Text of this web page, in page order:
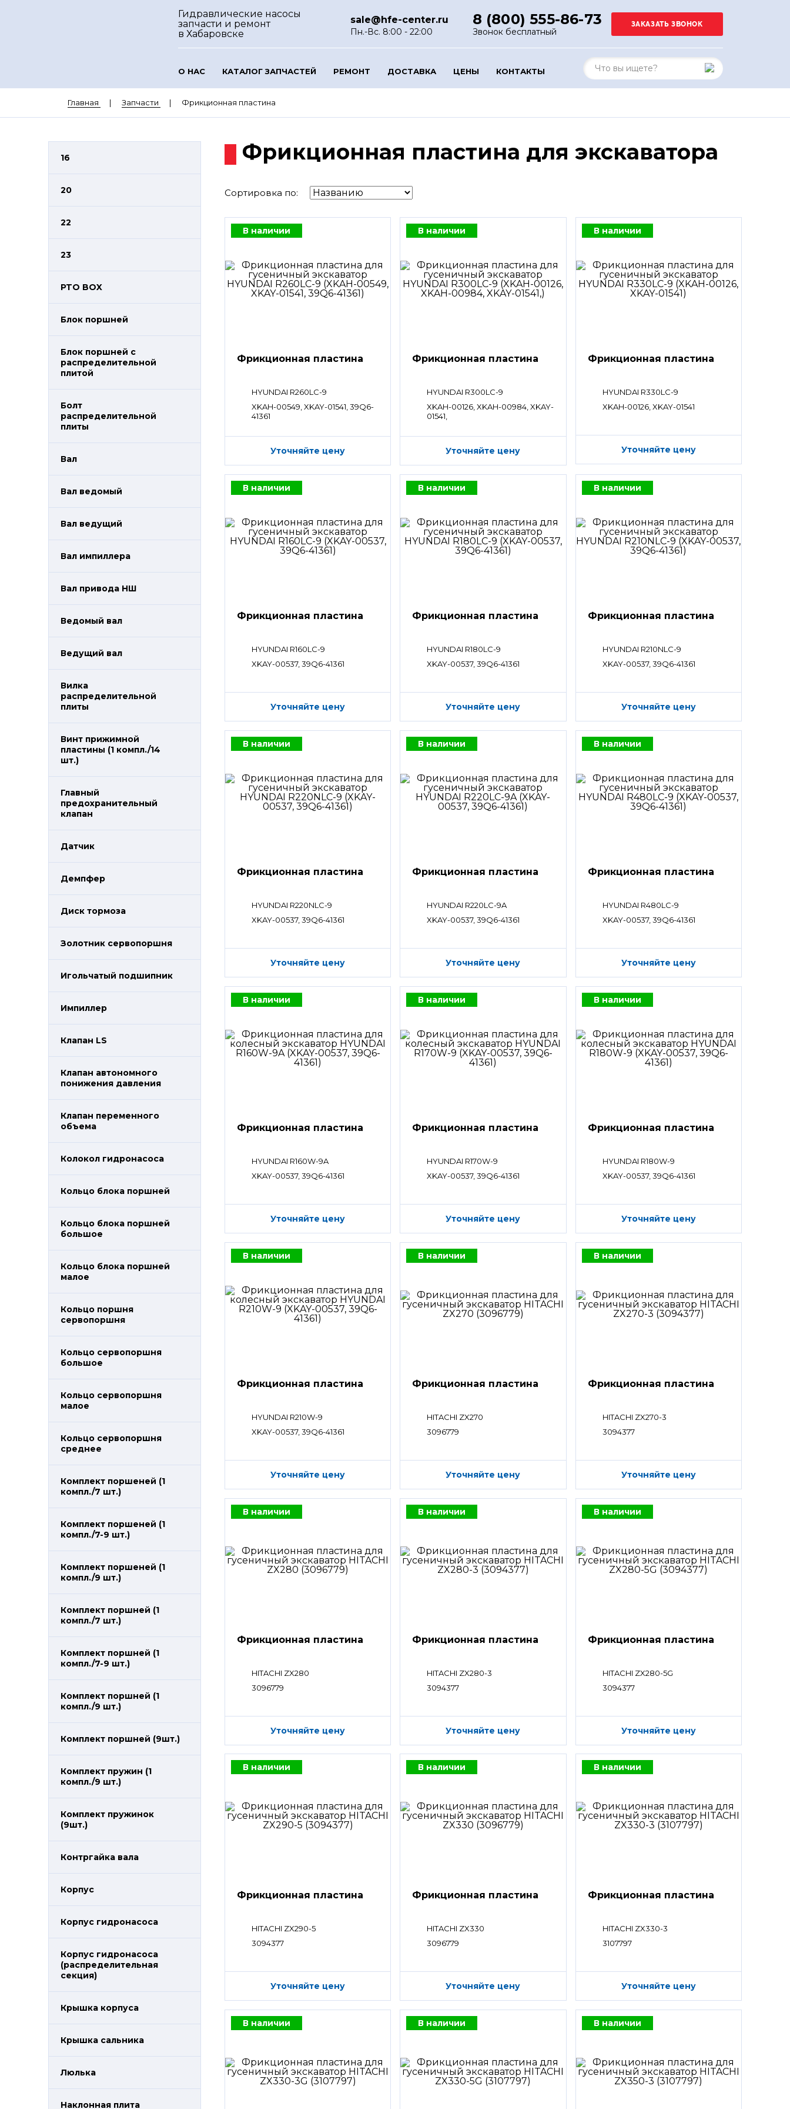
Гидравлические насосы
запчасти и ремонт
в Хабаровске
sale@hfe-center.ru
Пн.-Вс. 8:00 - 22:00
8 (800) 555-86-73
Звонок бесплатный
О НАС КАТАЛОГ ЗАПЧАСТЕЙ РЕМОНТ ДОСТАВКА ЦЕНЫ КОНТАКТЫ
Главная Запчасти Фрикционная пластина
16
20
22
23
PTO BOX
Блок поршней
Блок поршней c
распределительной
плитой
Болт
распределительной
плиты
Вал
Вал ведомый
Вал ведущий
Вал импиллера
Вал привода НШ
Ведомый вал
Ведущий вал
Вилка
распределительной
плиты
Винт прижимной
пластины (1 компл./14
шт.)
Главный
предохранительный
клапан
Датчик
Демпфер
Диск тормоза
Золотник сервопоршня
Игольчатый подшипник
Импиллер
Клапан LS
Клапан автономного
понижения давления
Клапан переменного
объема
Колокол гидронасоса
Кольцо блока поршней
Кольцо блока поршней
большое
Кольцо блока поршней
малое
Кольцо поршня
сервопоршня
Кольцо сервопоршня
большое
Кольцо сервопоршня
малое
Кольцо сервопоршня
среднее
Комплект поршеней (1
компл./7 шт.)
Комплект поршеней (1
компл./7-9 шт.)
Комплект поршеней (1
компл./9 шт.)
Комплект поршней (1
компл./7 шт.)
Комплект поршней (1
компл./7-9 шт.)
Комплект поршней (1
компл./9 шт.)
Комплект поршней (9шт.)
Комплект пружин (1
компл./9 шт.)
Комплект пружинок
(9шт.)
Контргайка вала
Корпус
Корпус гидронасоса
Корпус гидронасоса
(распределительная
секция)
Крышка корпуса
Крышка сальника
Люлька
Наклонная плита
Фрикционная пластина для экскаватора
Сортировка по:
В наличии
Фрикционная пластина
HYUNDAI R260LC-9
XKAH-00549, XKAY-01541, 39Q6-
41361
Уточняйте цену
В наличии
Фрикционная пластина
HYUNDAI R300LC-9
XKAH-00126, XKAH-00984, XKAY-
01541,
Уточняйте цену
В наличии
Фрикционная пластина
HYUNDAI R330LC-9
XKAH-00126, XKAY-01541
Уточняйте цену
В наличии
Фрикционная пластина
HYUNDAI R160LC-9
XKAY-00537, 39Q6-41361
Уточняйте цену
В наличии
Фрикционная пластина
HYUNDAI R180LC-9
XKAY-00537, 39Q6-41361
Уточняйте цену
В наличии
Фрикционная пластина
HYUNDAI R210NLC-9
XKAY-00537, 39Q6-41361
Уточняйте цену
В наличии
Фрикционная пластина
HYUNDAI R220NLC-9
XKAY-00537, 39Q6-41361
Уточняйте цену
В наличии
Фрикционная пластина
HYUNDAI R220LC-9A
XKAY-00537, 39Q6-41361
Уточняйте цену
В наличии
Фрикционная пластина
HYUNDAI R480LC-9
XKAY-00537, 39Q6-41361
Уточняйте цену
В наличии
Фрикционная пластина
HYUNDAI R160W-9A
XKAY-00537, 39Q6-41361
Уточняйте цену
В наличии
Фрикционная пластина
HYUNDAI R170W-9
XKAY-00537, 39Q6-41361
Уточняйте цену
В наличии
Фрикционная пластина
HYUNDAI R180W-9
XKAY-00537, 39Q6-41361
Уточняйте цену
В наличии
Фрикционная пластина
HYUNDAI R210W-9
XKAY-00537, 39Q6-41361
Уточняйте цену
В наличии
Фрикционная пластина
HITACHI ZX270
3096779
Уточняйте цену
В наличии
Фрикционная пластина
HITACHI ZX270-3
3094377
Уточняйте цену
В наличии
Фрикционная пластина
HITACHI ZX280
3096779
Уточняйте цену
В наличии
Фрикционная пластина
HITACHI ZX280-3
3094377
Уточняйте цену
В наличии
Фрикционная пластина
HITACHI ZX280-5G
3094377
Уточняйте цену
В наличии
Фрикционная пластина
HITACHI ZX290-5
3094377
Уточняйте цену
В наличии
Фрикционная пластина
HITACHI ZX330
3096779
Уточняйте цену
В наличии
Фрикционная пластина
HITACHI ZX330-3
3107797
Уточняйте цену
В наличии В наличии В наличии